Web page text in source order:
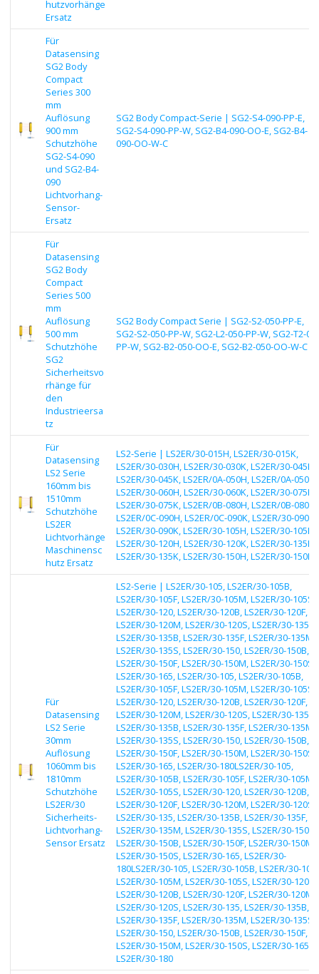
hutzvorhänge
Ersatz
Für
Datasensing
SG2 Body
Compact
Series 300
mm
Auflösung
900 mm
Schutzhöhe
SG2-S4-090
und SG2-B4-
090
Lichtvorhang-
Sensor-
Ersatz
SG2 Body Compact-Serie | SG2-S4-090-PP-E,
SG2-S4-090-PP-W, SG2-B4-090-OO-E, SG2-B4-
090-OO-W-C
Für
Datasensing
SG2 Body
Compact
Series 500
mm
Auflösung
500 mm
Schutzhöhe
SG2
Sicherheitsvo
rhänge für
den
Industrieersa
tz
SG2 Body Compact Serie | SG2-S2-050-PP-E,
SG2-S2-050-PP-W, SG2-L2-050-PP-W, SG2-T2-
PP-W, SG2-B2-050-OO-E, SG2-B2-050-OO-W-C
Für
Datasensing
LS2 Serie
160mm bis
1510mm
Schutzhöhe
LS2ER
Lichtvorhänge
Maschinensc
hutz Ersatz
LS2-Serie | LS2ER/30-015H, LS2ER/30-015K,
LS2ER/30-030H, LS2ER/30-030K, LS2ER/30-045H,
LS2ER/30-045K, LS2ER/0A-050H, LS2ER/0A-050K,
LS2ER/30-060H, LS2ER/30-060K, LS2ER/30-075H,
LS2ER/30-075K, LS2ER/0B-080H, LS2ER/0B-080K,
LS2ER/0C-090H, LS2ER/0C-090K, LS2ER/30-090H,
LS2ER/30-090K, LS2ER/30-105H, LS2ER/30-105K,
LS2ER/30-120H, LS2ER/30-120K, LS2ER/30-135H,
LS2ER/30-135K, LS2ER/30-150H, LS2ER/30-150K
Für
Datasensing
LS2 Serie
30mm
Auflösung
1060mm bis
1810mm
Schutzhöhe
LS2ER/30
Sicherheits-
Lichtvorhang-
Sensor Ersatz
LS2-Serie | LS2ER/30-105, LS2ER/30-105B,
LS2ER/30-105F, LS2ER/30-105M, LS2ER/30-105S,
LS2ER/30-120, LS2ER/30-120B, LS2ER/30-120F,
LS2ER/30-120M, LS2ER/30-120S, LS2ER/30-135,
LS2ER/30-135B, LS2ER/30-135F, LS2ER/30-135M,
LS2ER/30-135S, LS2ER/30-150, LS2ER/30-150B,
LS2ER/30-150F, LS2ER/30-150M, LS2ER/30-150S,
LS2ER/30-165, LS2ER/30-105, LS2ER/30-105B,
LS2ER/30-105F, LS2ER/30-105M, LS2ER/30-105S,
LS2ER/30-120, LS2ER/30-120B, LS2ER/30-120F,
LS2ER/30-120M, LS2ER/30-120S, LS2ER/30-135,
LS2ER/30-135B, LS2ER/30-135F, LS2ER/30-135M,
LS2ER/30-135S, LS2ER/30-150, LS2ER/30-150B,
LS2ER/30-150F, LS2ER/30-150M, LS2ER/30-150S,
LS2ER/30-165, LS2ER/30-180LS2ER/30-105,
LS2ER/30-105B, LS2ER/30-105F, LS2ER/30-105M,
LS2ER/30-105S, LS2ER/30-120, LS2ER/30-120B,
LS2ER/30-120F, LS2ER/30-120M, LS2ER/30-120S,
LS2ER/30-135, LS2ER/30-135B, LS2ER/30-135F,
LS2ER/30-135M, LS2ER/30-135S, LS2ER/30-150,
LS2ER/30-150B, LS2ER/30-150F, LS2ER/30-150M,
LS2ER/30-150S, LS2ER/30-165, LS2ER/30-
180LS2ER/30-105, LS2ER/30-105B, LS2ER/30-
LS2ER/30-105M, LS2ER/30-105S, LS2ER/30-120,
LS2ER/30-120B, LS2ER/30-120F, LS2ER/30-120M,
LS2ER/30-120S, LS2ER/30-135, LS2ER/30-135B,
LS2ER/30-135F, LS2ER/30-135M, LS2ER/30-135S,
LS2ER/30-150, LS2ER/30-150B, LS2ER/30-150F,
LS2ER/30-150M, LS2ER/30-150S, LS2ER/30-165,
LS2ER/30-180